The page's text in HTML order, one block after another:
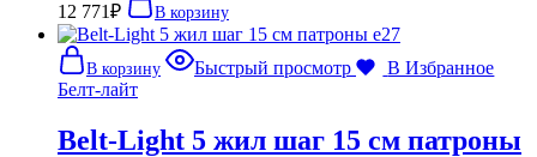
12 771₽ В корзину
В корзину Быстрый просмотр
В Избранное
Белт-лайт
Belt-Light 5 жил шаг 15 см патроны